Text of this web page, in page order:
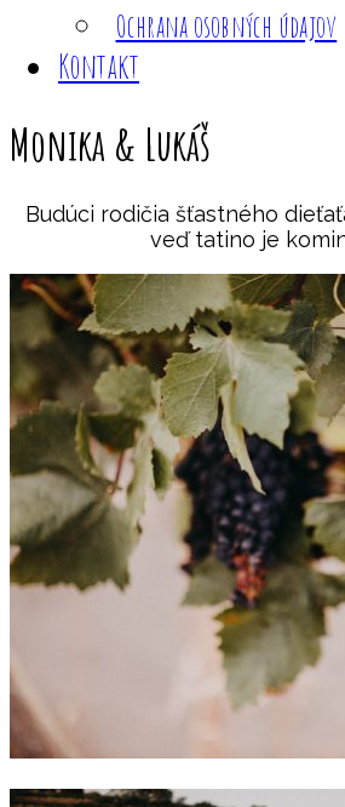
Ochrana osobných údajov
Kontakt
Monika & Lukáš
Budúci rodičia šťastného
veď tatino je